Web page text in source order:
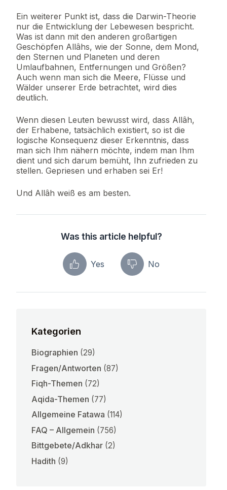
Ein weiterer Punkt ist, dass die Darwin-Theorie
nur die Entwicklung der Lebewesen bespricht.
Was ist dann mit den anderen großartigen
Geschöpfen Allâhs, wie der Sonne, dem Mond,
den Sternen und Planeten und deren
Umlaufbahnen, Entfernungen und Größen?
Auch wenn man sich die Meere, Flüsse und
Wälder unserer Erde betrachtet, wird dies
deutlich.
Wenn diesen Leuten bewusst wird, dass Allâh,
der Erhabene, tatsächlich existiert, so ist die
logische Konsequenz dieser Erkenntnis, dass
man sich Ihm nähern möchte, indem man Ihm
dient und sich darum bemüht, Ihn zufrieden zu
stellen. Gepriesen und erhaben sei Er!
Und Allâh weiß es am besten.
Was this article helpful?
Yes No
Kategorien
Biographien (29)
Fragen/Antworten (87)
Fiqh-Themen (72)
Aqida-Themen (77)
Allgemeine Fatawa (114)
FAQ – Allgemein (756)
Bittgebete/Adkhar (2)
Hadith (9)